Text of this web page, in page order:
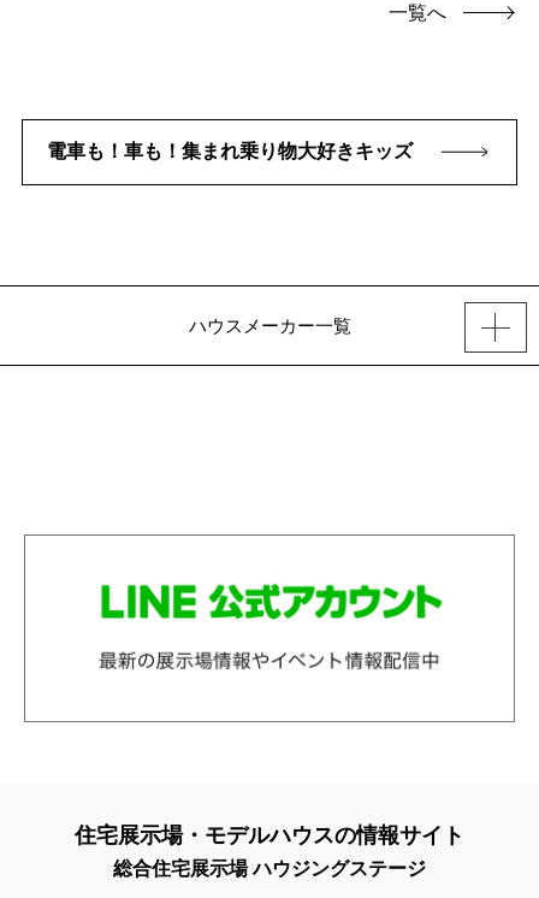
一覧へ
電車も！車も！集まれ乗り物大好きキッズ
ハウスメーカー一覧
住宅展示場・モデルハウスの情報サイト
総合住宅展示場 ハウジングステージ